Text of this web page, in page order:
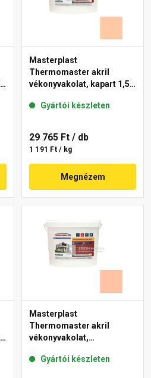
Masterplast
Thermomaster akril
vékonyvakolat, kapart 1,5
Gyártói készleten
29 765 Ft / db
1 191 Ft / kg
Megnézem
Masterplast
Thermomaster akril
vékonyvakolat,
15-D 25 kg
Gyártói készleten